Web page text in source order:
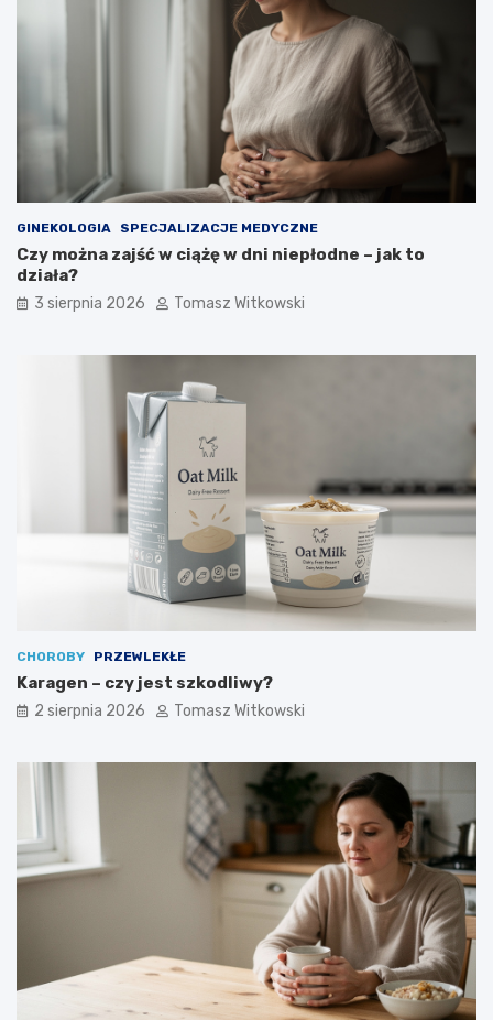
GINEKOLOGIA SPECJALIZACJE MEDYCZNE
Czy można zajść w ciążę w dni niepłodne – jak to
działa?
3 sierpnia 2026 Tomasz Witkowski
CHOROBY PRZEWLEKŁE
Karagen – czy jest szkodliwy?
2 sierpnia 2026 Tomasz Witkowski